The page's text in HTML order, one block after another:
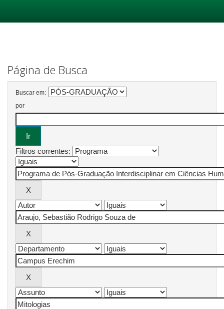
Página de Busca
Buscar em:
por
Filtros correntes: